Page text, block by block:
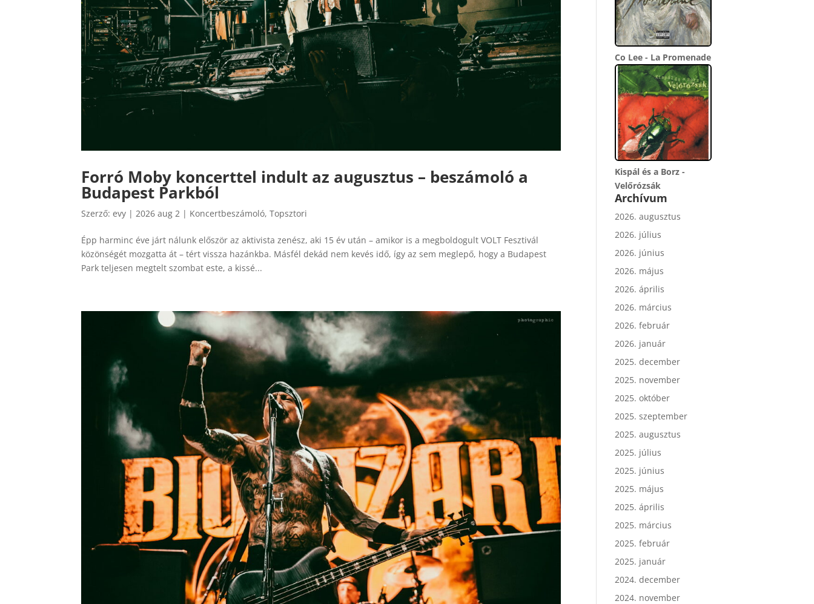
Forró Moby koncerttel indult az augusztus – beszámoló a
Budapest Parkból
Szerző:evy |2026 aug 2 | Koncertbeszámoló,Topsztori
Épp harminc éve járt nálunk először az aktivista zenész, aki 15 év után – amikor is a megboldogult VOLT Fesztivál
közönségét mozgatta át – tért vissza hazánkba. Másfél dekád nem kevés idő, így az sem meglepő, hogy a Budapest
Park teljesen megtelt szombat este, a kissé...
Co Lee - La Promenade
Kispál és a Borz -
Velőrózsák
Archívum
2026. augusztus
2026. július
2026. június
2026. május
2026. április
2026. március
2026. február
2026. január
2025. december
2025. november
2025. október
2025. szeptember
2025. augusztus
2025. július
2025. június
2025. május
2025. április
2025. március
2025. február
2025. január
2024. december
2024. november